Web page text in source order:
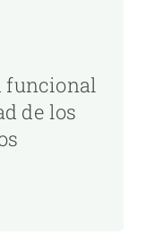
funcional
de los